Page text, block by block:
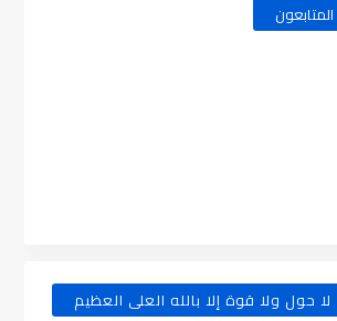
المتابعون
لا حول ولا قوة إلا بالله العلى العظيم